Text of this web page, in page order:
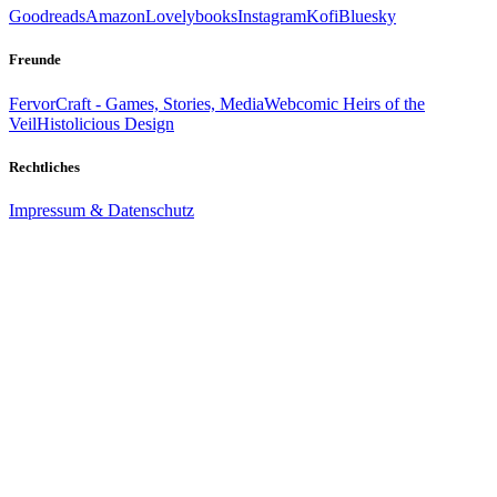
GoodreadsAmazonLovelybooksInstagramKofiBluesky
Freunde
FervorCraft - Games, Stories, MediaWebcomic Heirs of the
VeilHistolicious Design
Rechtliches
Impressum & Datenschutz